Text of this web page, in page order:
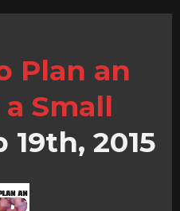
Plan an
Small
19th, 2015